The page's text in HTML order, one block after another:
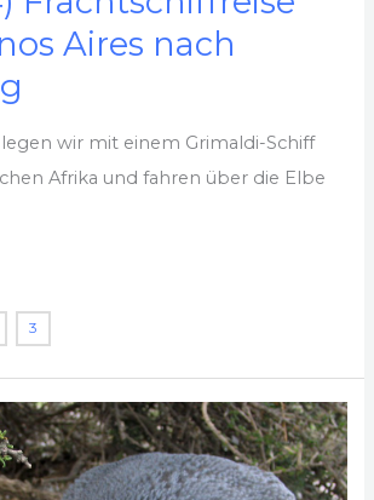
Aires nach
legen wir mit einem Grimaldi-Schiff
Afrika und fahren über die Elbe
3